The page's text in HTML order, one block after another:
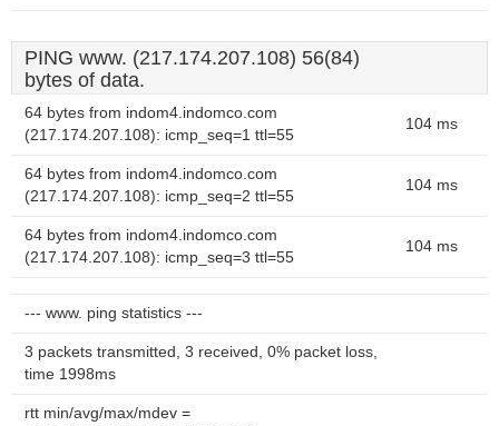
PING www. (217.174.207.108) 56(84)
bytes of data.
64 bytes from indom4.indomco.com
(217.174.207.108): icmp_seq=1 ttl=55
104 ms
64 bytes from indom4.indomco.com
(217.174.207.108): icmp_seq=2 ttl=55
104 ms
64 bytes from indom4.indomco.com
(217.174.207.108): icmp_seq=3 ttl=55
104 ms
--- www. ping statistics ---
3 packets transmitted, 3 received, 0% packet loss,
time 1998ms
rtt min/avg/max/mdev =